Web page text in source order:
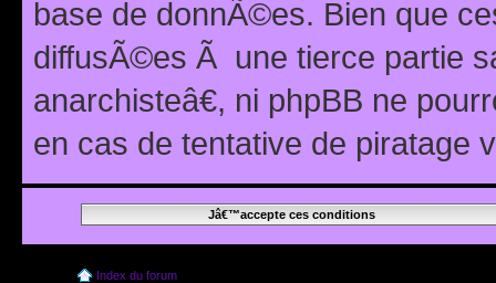
base de donnÃ©es. Bien que
diffusÃ©es Ã une tierce partie
anarchisteâ€, ni phpBB ne
en cas de tentative de piratage
Index du forum